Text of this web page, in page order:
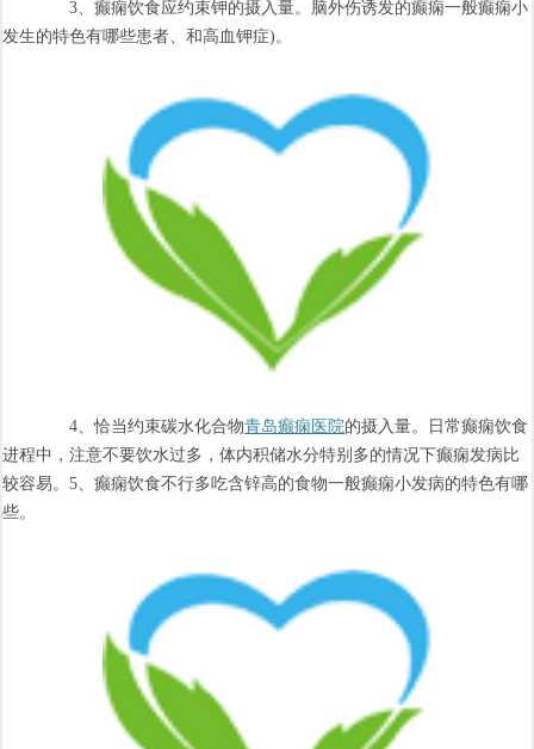
3、癫痫饮食应约束钾的摄入量。脑外伤诱发的癫痫一般癫痫小
发生的特色有哪些患者、和高血钾症)。
4、恰当约束碳水化合物青岛癫痫医院的摄入量。日常癫痫饮食
进程中，注意不要饮水过多，体内积储水分特别多的情况下癫痫发病比
较容易。5、癫痫饮食不行多吃含锌高的食物一般癫痫小发病的特色有哪
些。